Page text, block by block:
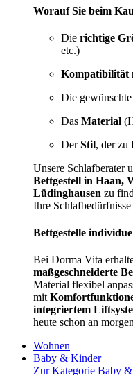
Worauf Sie beim
Die richtige
etc.)
Kompatibilität
Die gewünschte
Das Material
DerStil, der zu
Unsere Schlafberater
Bettgestell in Haan,
Lüdinghausen zu
Ihre
Bettgestelle
Bei Dorma Vita
maßgeschneiderte
Material flexibel
mit
integriertem
heute schon an
Wohnen
Baby & Kinder
Zur Kategorie Baby